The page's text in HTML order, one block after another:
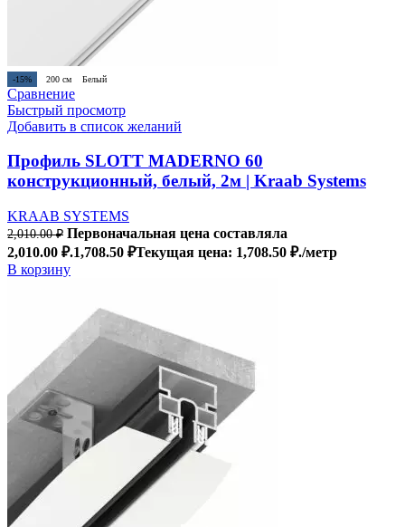
-15% 200 см Белый
Сравнение
Быстрый просмотр
Добавить в список желаний
Профиль SLOTT MADERNO 60
конструкционный, белый, 2м | Kraab Systems
KRAAB SYSTEMS
2,010.00₽ Первоначальная цена составляла
2,010.00 ₽.1,708.50 ₽Текущая цена: 1,708.50 ₽./метр
В корзину